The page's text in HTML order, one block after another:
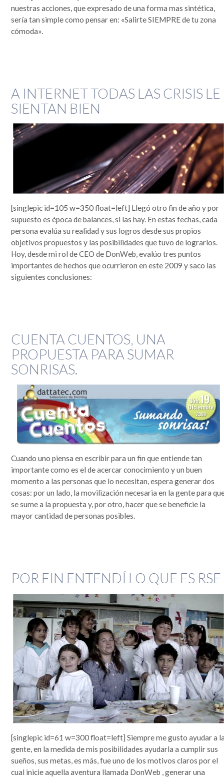
nuestras acciones, que expresado de una forma mas sintética,
sería tan simple como pensar en: «Salirte SIEMPRE de tu zona
cómoda».
A INTERNET TODAS LAS CRISIS LE
SIENTAN BIEN
[singlepic id=105 w=350 float=left] Llegó otro fin de año y por
supuesto es época de balances, si las hay. En estas fechas, cada
persona evalúa su realidad y sus logros desde sus propios
objetivos propuestos y las posibilidades que tuvo de lograrlos.
Hoy, desde mi rol de CEO de DonWeb, evalúo tres puntos
importantes de hechos que ocurrieron en este 2009 y saco las
siguientes conclusiones:
CUENTA CUENTOS, UNA
PROPUESTA PARA SUMAR
SONRISAS.
Cuando uno piensa en escribir para un fin que entiende tan
importante como es el de acercar conocimiento y un buen
momento a las personas que lo necesitan, espera generar dos
cosas: por un lado, la movilización necesaria en la gente para
se sume a la propuesta y, por otro, hacer que se beneficie la
mayor cantidad de personas posibles.
POR FIN ENTENDÍ LO QUE ES RSE
[singlepic id=61 w=300 float=left] Siempre me gusto ayudar a
gente, en la medida de mis posibilidades ayudarla a cumplir sus
sueños, sus metas, es más, fue uno de los motivos claros por el
cual inicie aquella aventura llamada DonWeb , generar una